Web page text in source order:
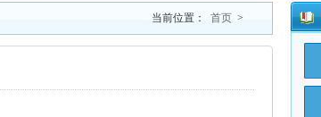
当前位置： 首页 >